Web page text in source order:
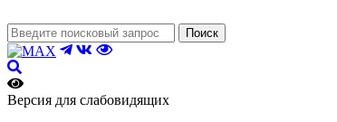
Поиск
Версия для слабовидящих